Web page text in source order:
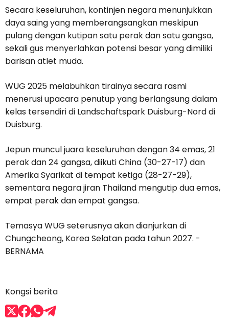
Secara keseluruhan, kontinjen negara menunjukkan
daya saing yang memberangsangkan meskipun
pulang dengan kutipan satu perak dan satu gangsa,
sekali gus menyerlahkan potensi besar yang dimiliki
barisan atlet muda.
WUG 2025 melabuhkan tirainya secara rasmi
menerusi upacara penutup yang berlangsung dalam
kelas tersendiri di Landschaftspark Duisburg-Nord di
Duisburg.
Jepun muncul juara keseluruhan dengan 34 emas, 21
perak dan 24 gangsa, diikuti China (30-27-17) dan
Amerika Syarikat di tempat ketiga (28-27-29),
sementara negara jiran Thailand mengutip dua emas,
empat perak dan empat gangsa.
Temasya WUG seterusnya akan dianjurkan di
Chungcheong, Korea Selatan pada tahun 2027. -
BERNAMA
Kongsi berita